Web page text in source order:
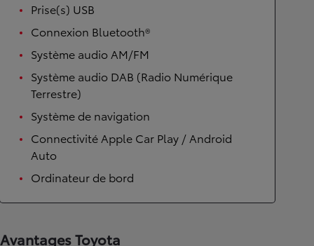
Prise(s) USB
Connexion Bluetooth®
Système audio AM/FM
Système audio DAB (Radio Numérique
Terrestre)
Système de navigation
Connectivité Apple Car Play / Android
Auto
Ordinateur de bord
Avantages Toyota